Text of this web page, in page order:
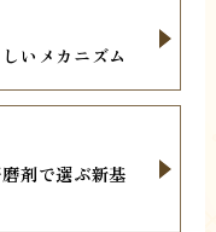
いメカニズム
剤で選ぶ新基